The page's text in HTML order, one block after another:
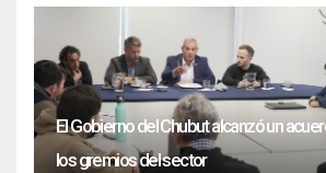
El Gobierno del Chubut alcanzó un
los gremios del sector